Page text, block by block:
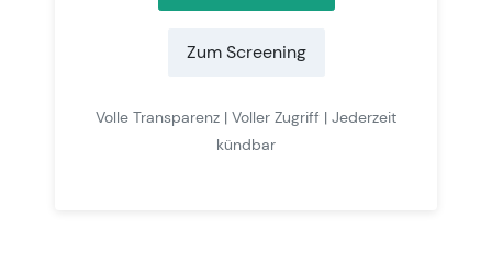
Zum Screening
Volle Transparenz | Voller Zugriff | Jederzeit
kündbar